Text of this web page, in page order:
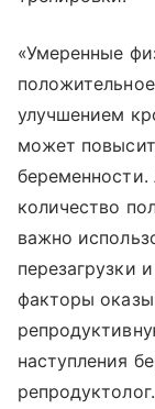
«Умеренные
улучшением
может
количество
важно
перезагрузки
факторы
наступления
репродуктолог.